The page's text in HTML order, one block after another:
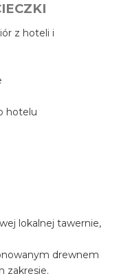
z hoteli i
hotelu
lokalnej tawernie,
drewnem
zakresie.